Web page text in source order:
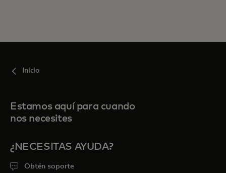
Inicio
Estamos aquí para cuando
nos necesites
¿NECESITAS AYUDA?
Obtén soporte